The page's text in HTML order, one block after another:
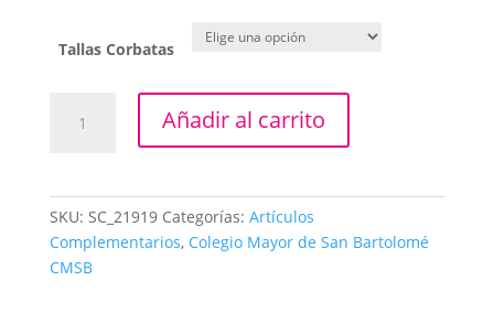
precios:
desde
hasta
$ 20.000
Tallas Corbatas
Vinotinto
Añadir al carrito
SKU: SC_21919 Categorías: Artículos
Complementarios, Colegio Mayor de San Bartolomé
CMSB